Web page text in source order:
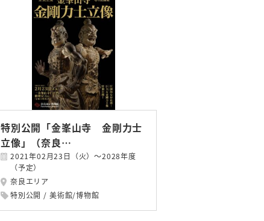
特別公開「金峯山寺 金剛力士
立像」（奈良…
2021年02月23日（火）～2028年度
（予定）
奈良エリア
特別公開
美術館/博物館